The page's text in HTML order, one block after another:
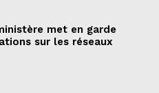
met en garde
sur les réseaux